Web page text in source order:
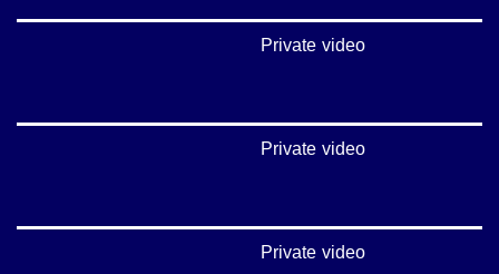
Private video
Private video
Private video